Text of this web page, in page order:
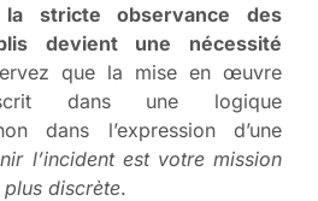
la stricte observance des
devient une nécessité
que la mise en œuvre
dans une logique
dans l’expression d’une
l’incident est votre mission
discrète.